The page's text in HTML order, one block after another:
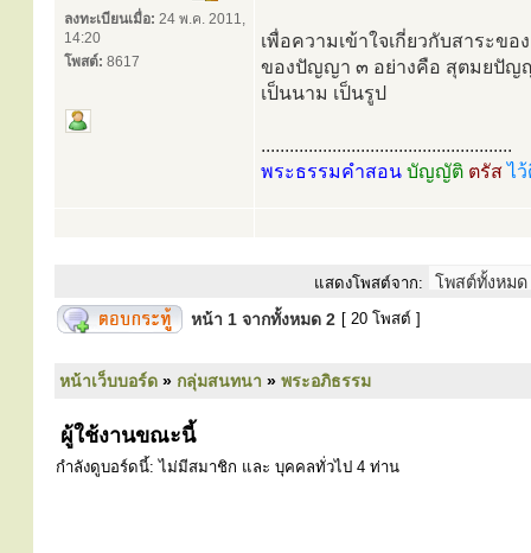
ลงทะเบียนเมื่อ: 24 พ.ค. 2011,
14:20
โพสต์: 8617
เพื่อความเข้าใจเกี่ยวกับสาระ
ของปัญญา ๓ อย่างคือ สุตมยปัญ
เป็นนาม เป็นรูป
.....................................................
พระธรรมคำสอน บัญญัติ ตรัสไ
แสดงโพสต์จาก:
หน้า 1 จากทั้งหมด 2 [ 20 โพสต์ ]
หน้าเว็บบอร์ด » กลุ่มสนทนา » พระอภิธรรม
ผู้ใช้งานขณะนี้
กำลังดูบอร์ดนี้: ไม่มีสมาชิก และ บุคคลทั่วไป 4 ท่าน